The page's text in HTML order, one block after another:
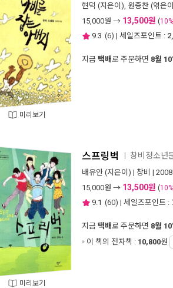
미리보기
현덕 (지은이), 원종찬 (엮은
15,000원 → 13,500원 (10%
9.3 (6) | 세일즈포인트 :
지금 택배로 주문하면 8월
미리보기
스프링벅 창비청소년
배유안 (지은이) | 창비 |
15,000원 → 13,500원 (10%
9.1 (60) | 세일즈포인트 :
지금 택배로 주문하면 8월
이 책의 전자책 : 10,800원